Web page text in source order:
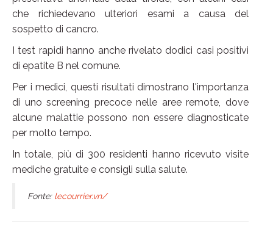
che richiedevano ulteriori esami a causa del
sospetto di cancro.
I test rapidi hanno anche rivelato dodici casi positivi
di epatite B nel comune.
Per i medici, questi risultati dimostrano l'importanza
di uno screening precoce nelle aree remote, dove
alcune malattie possono non essere diagnosticate
per molto tempo.
In totale, più di 300 residenti hanno ricevuto visite
mediche gratuite e consigli sulla salute.
Fonte: lecourrier.vn/